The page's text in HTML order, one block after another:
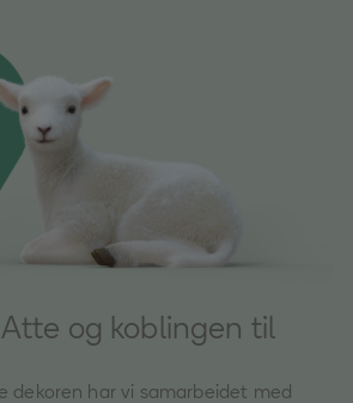
og koblingen til
dekoren har vi samarbeidet med